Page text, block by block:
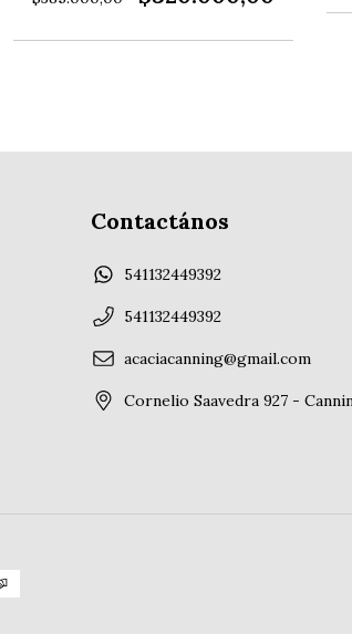
Contactános
541132449392
541132449392
acaciacanning@gmail.com
Cornelio Saavedra 927 -